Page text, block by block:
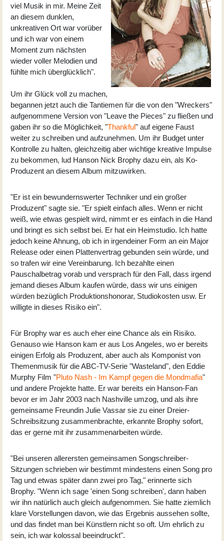
viel Musik in mir. Meine Zeit
an diesem dunklen,
unkreativen Ort war vorüber
und ich war von einem
Moment zum nächsten
wieder voller Melodien und
fühlte mich überglücklich".
Um ihr Glück voll zu machen,
begannen jetzt auch die Tantiemen für die von den "Wreckers"
aufgenommene Version von "Leave the Pieces" zu fließen und
gaben ihr so die Möglichkeit, "Thankful" auf eigene Faust
weiter zu schreiben und aufzunehmen. Um ihr Budget unter
Kontrolle zu halten, gleichzeitig aber wichtige kreative Impulse
zu bekommen, lud Hanson Nick Brophy dazu ein, als Ko-
Produzent an diesem Album mitzuwirken.
"Er ist ein bewundernswerter Techniker und ein großer
Produzent" sagte sie. "Er spielt einfach alles. Wenn er nicht
weiß, wie etwas gespielt wird, nimmt er es einfach in die Hand
und bringt es sich selbst bei. Er hat ein Heimstudio. Ich hatte
jedoch keine Ahnung, ob ich in irgendeiner Form an ein Major
Release oder einen Plattenvertrag gebunden sein würde, und
so trafen wir eine Vereinbarung. Ich bezahlte einen
Pauschalbetrag vorab und versprach für den Fall, dass irgend
jemand dieses Album kaufen würde, dass wir uns einigen
würden bezüglich Produktionshonorar, Studiokosten usw. Er
willigte in dieses Risiko ein".
Für Brophy war es auch eher eine Chance als ein Risiko.
Genauso wie Hanson kam er aus Los Angeles, wo er bereits
einigen Erfolg als Produzent, aber auch als Komponist von
Themenmusik für die ABC-TV-Serie "Wasteland", den Eddie
Murphy Film "Pluto Nash - Im Kampf gegen die Mondmafia"
und andere Projekte hatte. Er war bereits ein Hanson-Fan
bevor er im Jahr 2003 nach Nashville umzog, und als ihre
gemeinsame Freundin Julie Vassar sie zu einer Dreier-
Schreibsitzung zusammenbrachte, erkannte Brophy sofort,
das er gerne mit ihr zusammenarbeiten würde.
"Bei unseren allerersten gemeinsamen Songschreiber-
Sitzungen schrieben wir bestimmt mindestens einen Song pro
Tag und etwas später dann zwei pro Tag," erinnerte sich
Brophy. "Wenn ich sage 'einen Song schreiben', dann haben
wir ihn natürlich auch gleich aufgenommen. Sie hatte ziemlich
klare Vorstellungen davon, wie das Ergebnis aussehen sollte,
und das findet man bei Künstlern nicht so oft. Um ehrlich zu
sein, ich war kolossal beeindruckt".